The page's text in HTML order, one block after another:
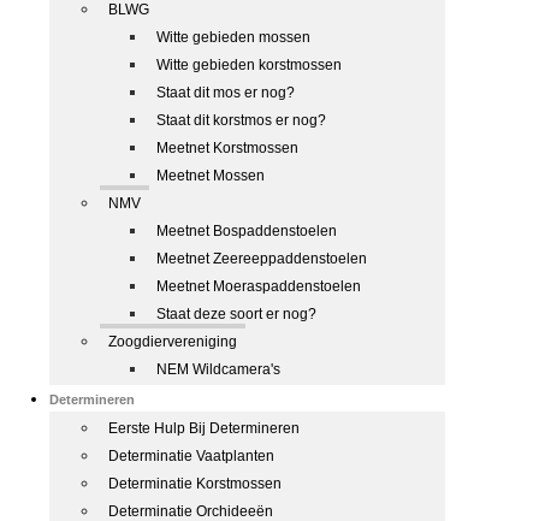
BLWG
Witte gebieden mossen
Witte gebieden korstmossen
Staat dit mos er nog?
Staat dit korstmos er nog?
Meetnet Korstmossen
Meetnet Mossen
NMV
Meetnet Bospaddenstoelen
Meetnet Zeereeppaddenstoelen
Meetnet Moeraspaddenstoelen
Staat deze soort er nog?
Zoogdiervereniging
NEM Wildcamera's
Determineren
Eerste Hulp Bij Determineren
Determinatie Vaatplanten
Determinatie Korstmossen
Determinatie Orchideeën